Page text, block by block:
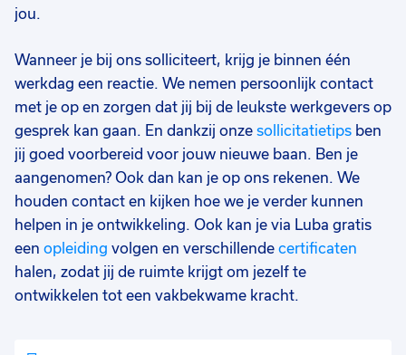
jou.
Wanneer je bij ons solliciteert, krijg je binnen één
werkdag een reactie. We nemen persoonlijk contact
met je op en zorgen dat jij bij de leukste werkgevers op
gesprek kan gaan. En dankzij onze sollicitatietips ben
jij goed voorbereid voor jouw nieuwe baan. Ben je
aangenomen? Ook dan kan je op ons rekenen. We
houden contact en kijken hoe we je verder kunnen
helpen in je ontwikkeling. Ook kan je via Luba gratis
een opleiding volgen en verschillende certificaten
halen, zodat jij de ruimte krijgt om jezelf te
ontwikkelen tot een vakbekwame kracht.